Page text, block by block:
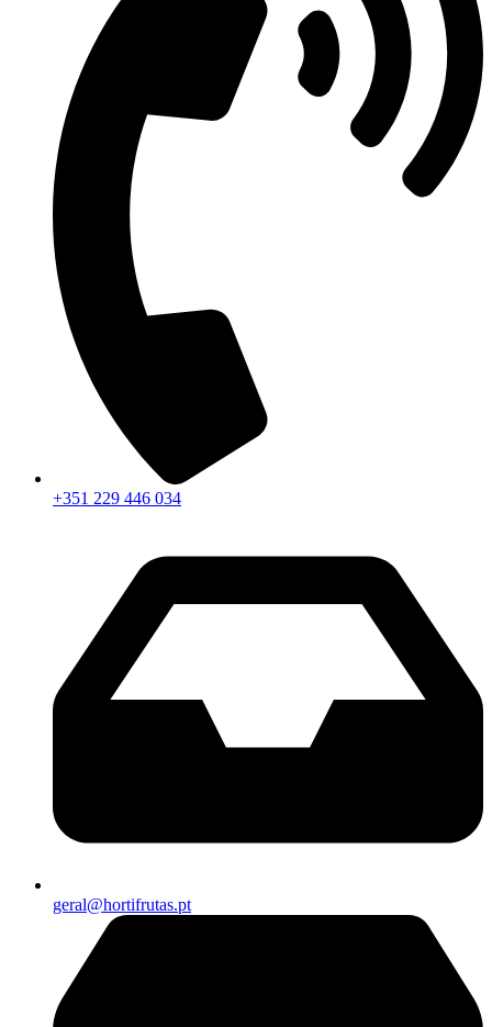
+351 229 446 034
geral@hortifrutas.pt